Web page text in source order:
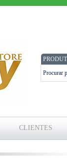
CLIENTES